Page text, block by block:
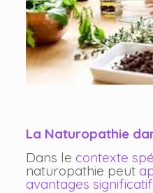
La Naturopathie
Dans le contexte
naturopathie peut
avantages